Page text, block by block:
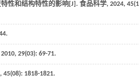
性和结构特性的影响[J]. 食品科学, 2024, 45
2010, 29(03): 69-71.
, 45(08): 1818-1821.